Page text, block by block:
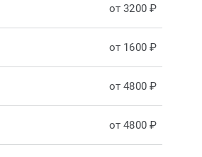
от 3200 ₽
от 1600 ₽
от 4800 ₽
от 4800 ₽